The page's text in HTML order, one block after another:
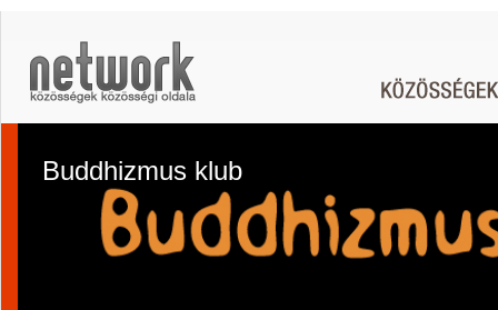
Buddhizmus klub